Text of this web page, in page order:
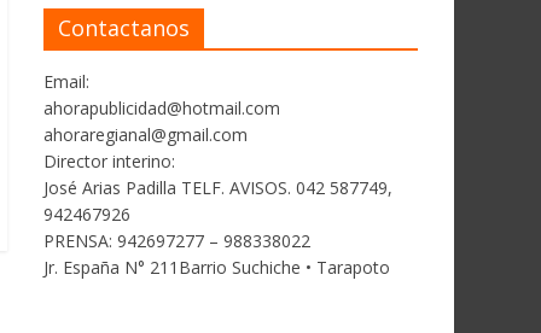
Contactanos
Email:
ahorapublicidad@hotmail.com
ahoraregianal@gmail.com
Director interino:
José Arias Padilla TELF. AVISOS. 042 587749,
942467926
PRENSA: 942697277 – 988338022
Jr. España N° 211Barrio Suchiche • Tarapoto